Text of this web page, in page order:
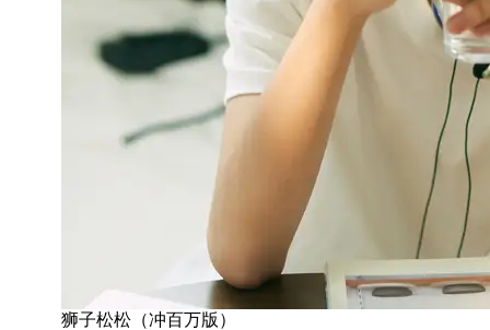
狮子松松（冲百万版）